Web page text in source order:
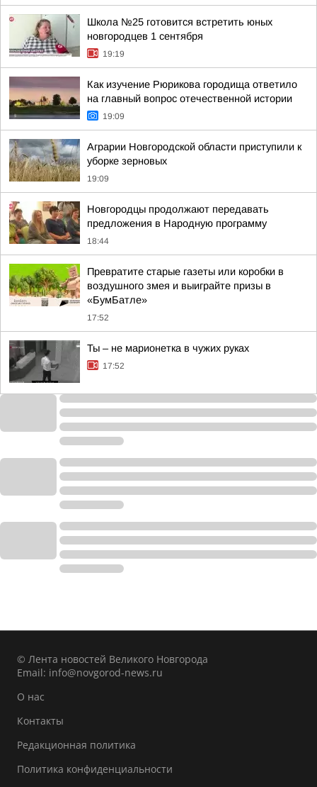
Школа №25 готовится встретить юных
новгородцев 1 сентября
19:19
Как изучение Рюрикова городища ответило
на главный вопрос отечественной истории
19:09
Аграрии Новгородской области приступили к
уборке зерновых
19:09
Новгородцы продолжают передавать
предложения в Народную программу
18:44
Превратите старые газеты или коробки в
воздушного змея и выиграйте призы в
«БумБатле»
17:52
Ты – не марионетка в чужих руках
17:52
© Лента новостей Великого Новгорода
Email: info@novgorod-news.ru
О нас
Контакты
Редакционная политика
Политика конфиденциальности